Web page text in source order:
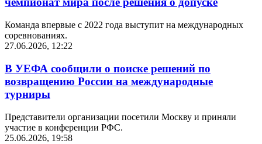
Команда впервые с 2022 года выступит на международных
соревнованиях.
27.06.2026, 12:22
В УЕФА сообщили о поиске решений по
возвращению России на международные
турниры
Представители организации посетили Москву и приняли
участие в конференции РФС.
25.06.2026, 19:58